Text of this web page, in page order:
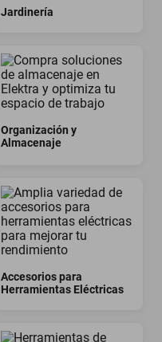
Jardinería
Organización y
Almacenaje
Accesorios para
Herramientas Eléctricas